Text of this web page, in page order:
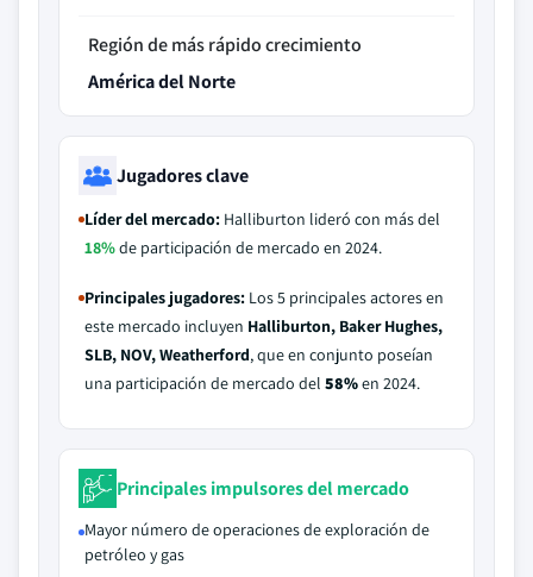
Región de más rápido crecimiento
América del Norte
Jugadores clave
Líder del mercado: Halliburton lideró con más del
18%de participación de mercado en 2024.
Principales jugadores: Los 5 principales actores en
este mercado incluyen Halliburton, Baker Hughes,
SLB, NOV, Weatherford, que en conjunto poseían
una participación de mercado del 58%en 2024.
Principales impulsores del mercado
Mayor número de operaciones de exploración de
petróleo y gas